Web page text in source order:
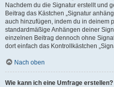
Nachdem du die Signatur erstellt und
Beitrag das Kästchen „Signatur
auch hinzufügen, indem du in deinem
standardmäßige Anhängen deiner
einzelnen Beitrag dennoch ohne
dort einfach das Kontrollkästchen
Nach oben
Wie kann ich eine Umfrage erstellen?